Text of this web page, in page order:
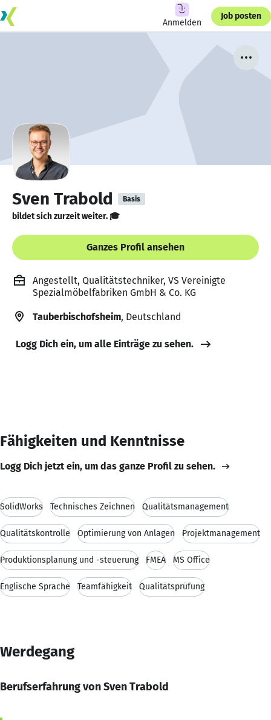
Anmelden
Job posten
Sven Trabold Basis
bildet sich zurzeit weiter. 🎓
Ganzes Profil ansehen
Angestellt, Qualitätstechniker, VS Vereinigte
Spezialmöbelfabriken GmbH & Co. KG
Tauberbischofsheim, Deutschland
Logg Dich ein, um alle Einträge zu sehen.
Fähigkeiten und Kenntnisse
Logg Dich jetzt ein, um das ganze Profil zu sehen.
SolidWorks Technisches Zeichnen Qualitätsmanagement
Qualitätskontrolle Optimierung von Anlagen Projektmanagement
Produktionsplanung und -steuerung FMEA MS Office
Englische Sprache Teamfähigkeit Qualitätsprüfung
Werdegang
Berufserfahrung von Sven Trabold